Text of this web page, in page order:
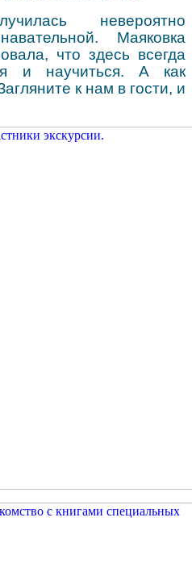
невероятно
Маяковка
что здесь всегда
и научиться. А как
к нам в гости, и